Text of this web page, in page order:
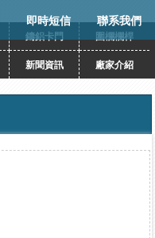
鑄鋁卡門
圍欄欄桿
新聞資訊 廠家介紹
即時短信 聯系我們